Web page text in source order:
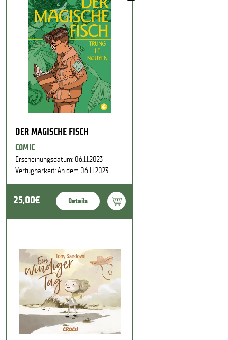
DER MAGISCHE FISCH
COMIC
Erscheinungsdatum: 06.11.2023
Verfügbarkeit: Ab dem 06.11.2023
25,00€ Details